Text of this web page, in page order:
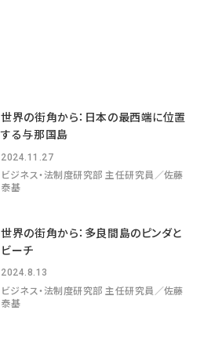
世界の街角から：日本の最西端に位置
する与那国島
2024.11.27
ビジネス・法制度研究部 主任研究員／佐藤
泰基
世界の街角から：多良間島のピンダと
ビーチ
2024.8.13
ビジネス・法制度研究部 主任研究員／佐藤
泰基